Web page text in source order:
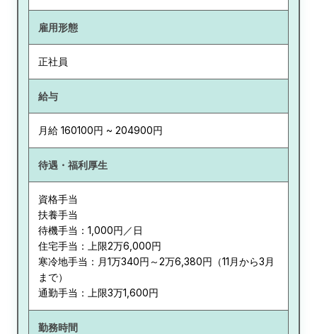
雇用形態
正社員
給与
月給 160100円 ~ 204900円
待遇・福利厚生
資格手当
扶養手当
待機手当：1,000円／日
住宅手当：上限2万6,000円
寒冷地手当：月1万340円～2万6,380円（11月から3月
まで）
通勤手当：上限3万1,600円
勤務時間